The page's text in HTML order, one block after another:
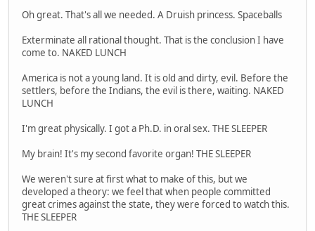
Oh great. That's all we needed. A Druish princess. Spaceballs
Exterminate all rational thought. That is the conclusion I have
come to. NAKED LUNCH
America is not a young land. It is old and dirty, evil. Before the
settlers, before the Indians, the evil is there, waiting. NAKED
LUNCH
I'm great physically. I got a Ph.D. in oral sex. THE SLEEPER
My brain! It's my second favorite organ! THE SLEEPER
We weren't sure at first what to make of this, but we
developed a theory: we feel that when people committed
great crimes against the state, they were forced to watch this.
THE SLEEPER